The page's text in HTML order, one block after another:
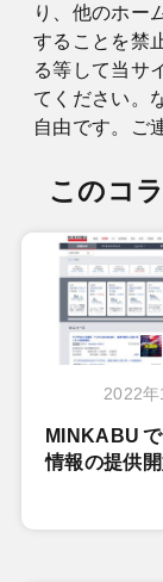
り、他のホー
することを禁
る等して当サ
てください。
自由です。ご
このコ
2022
MINKABU
情報の提供